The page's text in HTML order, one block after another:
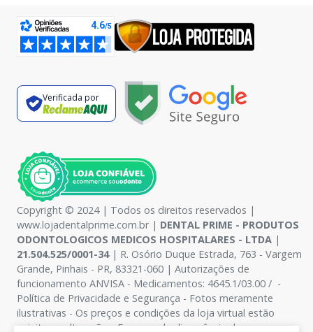
Verificada por
Copyright © 2024 | Todos os direitos reservados |
www.lojadentalprime.com.br | DENTAL PRIME - PRODUTOS
ODONTOLOGICOS MEDICOS HOSPITALARES - LTDA |
21.504.525/0001-34| R. Osório Duque Estrada, 763 - Vargem
Grande, Pinhais - PR, 83321-060 | Autorizações de
funcionamento ANVISA - Medicamentos: 4645.1/03.00 / -
Política de Privacidade e Segurança - Fotos meramente
ilustrativas - Os preços e condições da loja virtual estão
sujeitos a alterações. Em caso de divergência de preços no